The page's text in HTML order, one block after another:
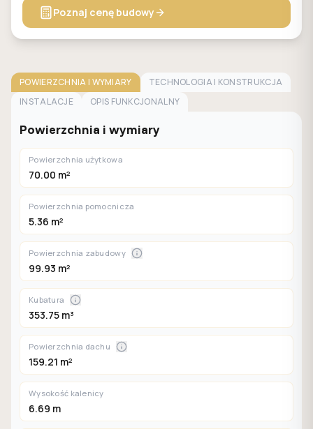
Poznaj cenę budowy
POWIERZCHNIA I WYMIARY
TECHNOLOGIA I KONSTRUKCJA
INSTALACJE
OPIS FUNKCJONALNY
Powierzchnia i wymiary
Powierzchnia użytkowa
70.00 m²
Powierzchnia pomocnicza
5.36 m²
Powierzchnia zabudowy
99.93 m²
Kubatura
353.75 m³
Powierzchnia dachu
159.21 m²
Wysokość kalenicy
6.69 m